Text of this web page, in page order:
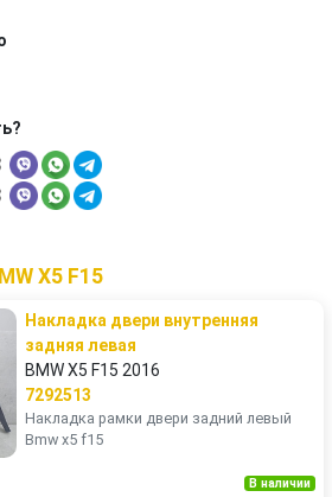
X5 F15
Накладка двери внутренняя
задняя левая
BMW X5 F15 2016
7292513
Накладка рамки двери задний левый
Bmw x5 f15
В наличии